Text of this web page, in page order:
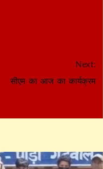
Next:
सीएम का आज का कार्यक्रम